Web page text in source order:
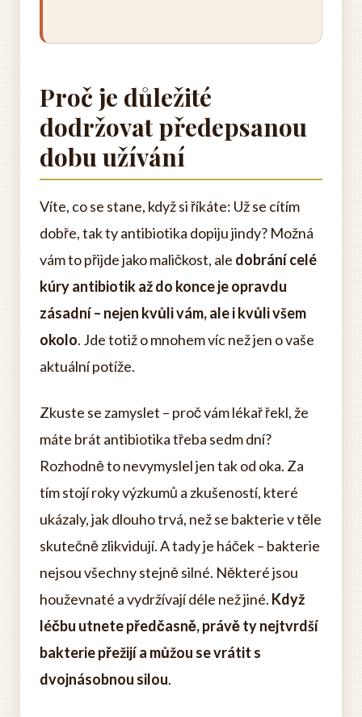
Proč je důležité
dodržovat předepsanou
dobu užívání
Víte, co se stane, když si říkáte: Už se cítím
dobře, tak ty antibiotika dopiju jindy? Možná
vám to přijde jako maličkost, ale dobrání celé
kúry antibiotik až do konce je opravdu
zásadní – nejen kvůli vám, ale i kvůli všem
okolo. Jde totiž o mnohem víc než jen o vaše
aktuální potíže.
Zkuste se zamyslet – proč vám lékař řekl, že
máte brát antibiotika třeba sedm dní?
Rozhodně to nevymyslel jen tak od oka. Za
tím stojí roky výzkumů a zkušeností, které
ukázaly, jak dlouho trvá, než se bakterie v těle
skutečně zlikvidují. A tady je háček – bakterie
nejsou všechny stejně silné. Některé jsou
houževnaté a vydržívají déle než jiné. Když
léčbu utnete předčasně, právě ty nejtvrdší
bakterie přežijí a můžou se vrátit s
dvojnásobnou silou.